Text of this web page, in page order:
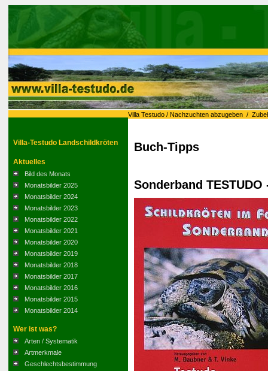
Villa Testudo / Nachzuchten abzugeben /
Villa-Testudo Landschildkröten
Aktuelles
Bild des Monats
Monatsbilder 2025
Monatsbilder 2024
Monatsbilder 2023
Monatsbilder 2022
Monatsbilder 2021
Monatsbilder 2020
Monatsbilder 2019
Monatsbilder 2018
Monatsbilder 2017
Monatsbilder 2016
Monatsbilder 2015
Monatsbilder 2014
Wer ist was?
Arten / Systematik
Artmerkmale
Geschlechtsbestimmung
Buch-Tipps
Sonderband